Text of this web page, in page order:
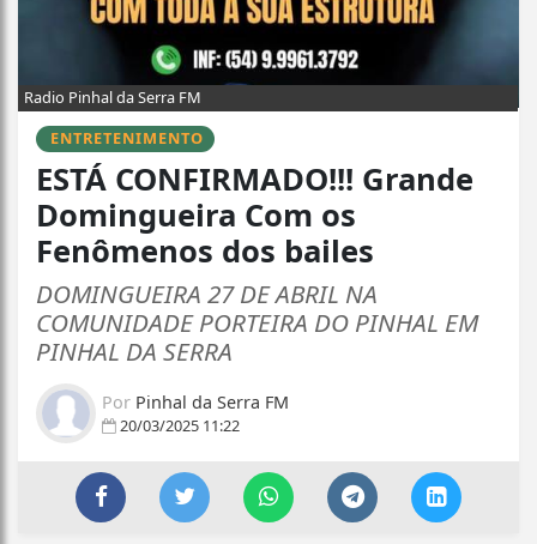
Radio Pinhal da Serra FM
ENTRETENIMENTO
ESTÁ CONFIRMADO!!! Grande
Domingueira Com os
Fenômenos dos bailes
DOMINGUEIRA 27 DE ABRIL NA
COMUNIDADE PORTEIRA DO PINHAL EM
PINHAL DA SERRA
Por Pinhal da Serra FM
20/03/2025 11:22